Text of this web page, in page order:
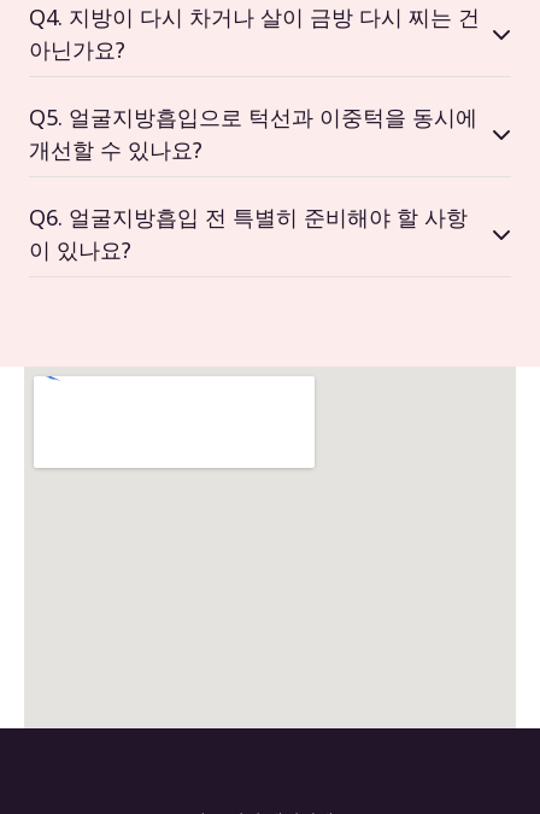
Q4. 지방이 다시 차거나 살이 금방 다시 찌는 건
아닌가요?
Q5. 얼굴지방흡입으로 턱선과 이중턱을 동시에
개선할 수 있나요?
Q6. 얼굴지방흡입 전 특별히 준비해야 할 사항
이 있나요?